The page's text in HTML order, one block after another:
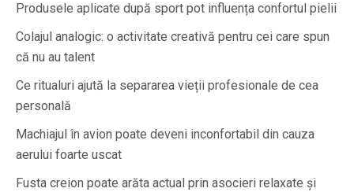
Produsele aplicate după sport pot influența confortul pielii
Colajul analogic: o activitate creativă pentru cei care spun
că nu au talent
Ce ritualuri ajută la separarea vieții profesionale de cea
personală
Machiajul în avion poate deveni inconfortabil din cauza
aerului foarte uscat
Fusta creion poate arăta actual prin asocieri relaxate și